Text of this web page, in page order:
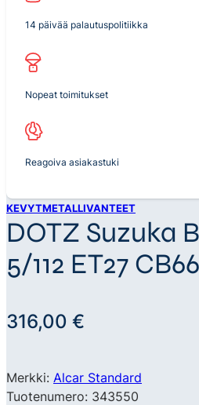
14 päivää palautuspolitiikka
Nopeat toimitukset
Reagoiva asiakastuki
KEVYTMETALLIVANTEET
DOTZ Suzuka
5/112 ET27
316,00 €
Merkki: Alcar Standard
Tuotenumero: 343550